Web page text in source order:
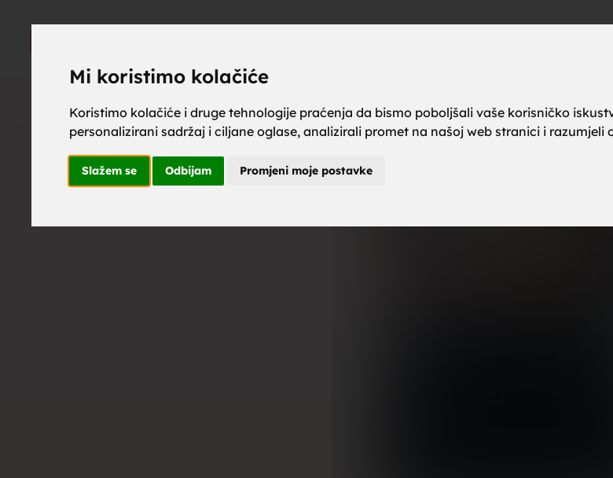
Mi koristimo kolačiće
Koristimo kolačiće i druge tehnologije praćenja da bismo poboljšali vaše korisničko
personalizirani sadržaj i ciljane oglase, analizirali promet na našoj web stranici i razumjeli
Slažem se Odbijam Promjeni moje postavke
upoznaj za brak,
brak, muskarci